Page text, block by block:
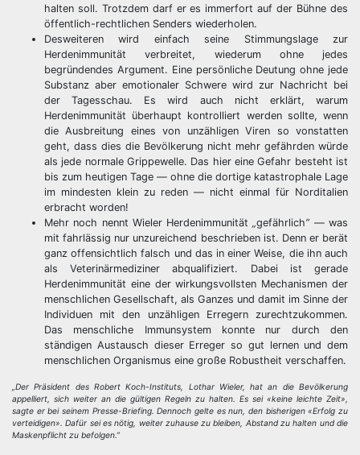
halten soll. Trotzdem darf er es immerfort auf der Bühne des
öffentlich-rechtlichen Senders wiederholen.
Desweiteren wird einfach seine Stimmungslage zur
Herdenimmunität verbreitet, wiederum ohne jedes
begründendes Argument. Eine persönliche Deutung ohne jede
Substanz aber emotionaler Schwere wird zur Nachricht bei
der Tagesschau. Es wird auch nicht erklärt, warum
Herdenimmunität überhaupt kontrolliert werden sollte, wenn
die Ausbreitung eines von unzähligen Viren so vonstatten
geht, dass dies die Bevölkerung nicht mehr gefährden würde
als jede normale Grippewelle. Das hier eine Gefahr besteht ist
bis zum heutigen Tage — ohne die dortige katastrophale Lage
im mindesten klein zu reden — nicht einmal für Norditalien
erbracht worden!
Mehr noch nennt Wieler Herdenimmunität„gefährlich” — was
mit fahrlässig nur unzureichend beschrieben ist. Denn er berät
ganz offensichtlich falsch und das in einer Weise, die ihn auch
als Veterinärmediziner abqualifiziert. Dabei ist gerade
Herdenimmunität eine der wirkungsvollsten Mechanismen der
menschlichen Gesellschaft, als Ganzes und damit im Sinne der
Individuen mit den unzähligen Erregern zurechtzukommen.
Das menschliche Immunsystem konnte nur durch den
ständigen Austausch dieser Erreger so gut lernen und dem
menschlichen Organismus eine große Robustheit verschaffen.
„Der Präsident des Robert Koch-Instituts, Lothar Wieler, hat an die Bevölkerung
appelliert, sich weiter an die gültigen Regeln zu halten. Es sei «keine leichte Zeit»,
sagte er bei seinem Presse-Briefing. Dennoch gelte es nun, den bisherigen «Erfolg zu
verteidigen». Dafür sei es nötig, weiter zuhause zu bleiben, Abstand zu halten und die
Maskenpflicht zu befolgen.”